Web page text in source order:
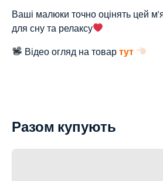
Ваші малюки точно оцінять цей
для сну та релаксу
Відео огляд на товартут
Разом купують